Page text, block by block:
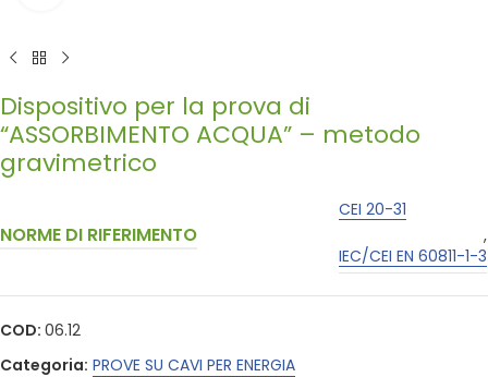
Dispositivo per la prova di
“ASSORBIMENTO ACQUA” – metodo
gravimetrico
NORME DI RIFERIMENTO
CEI 20-31
,
IEC/CEI EN 60811-1-3
COD: 06.12
Categoria: PROVE SU CAVI PER ENERGIA